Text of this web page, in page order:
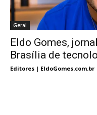
Geral
Eldo Gomes,
Brasília de
Editores | EldoGomes.com.br